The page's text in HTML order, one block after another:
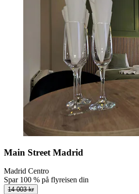
Main Street Madrid
Madrid Centro
Spar 100 % på flyreisen din
14 003 kr